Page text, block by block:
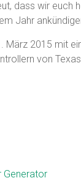
dass wir euch
Jahr
März 2015 mit
von
Generator